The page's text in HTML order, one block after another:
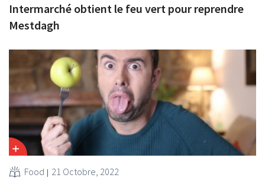
Intermarché obtient le feu vert pour reprendre
Mestdagh
Food 21 Octobre, 2022